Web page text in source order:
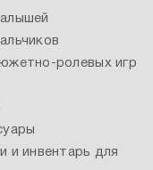
ролевых игр
и инвентарь для